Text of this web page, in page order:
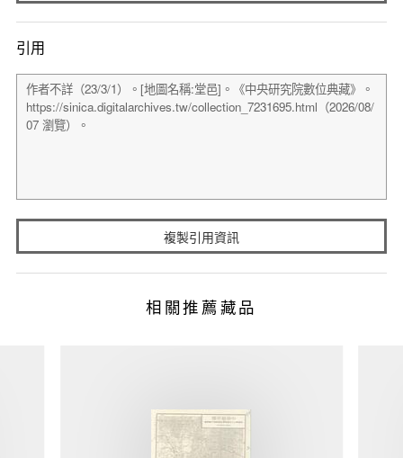
引用
複製引用資訊
相關推薦藏品